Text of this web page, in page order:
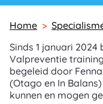
Home
Sinds 1 januari
Valpreventie
begeleid door
(Otago en In
kunnen en mogen